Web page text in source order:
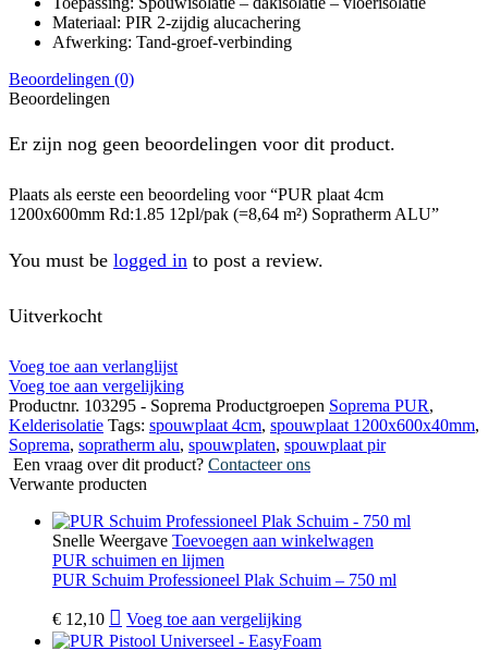
Materiaal: PIR 2-zijdig alucachering
Afwerking: Tand-groef-verbinding
Beoordelingen (0)
Beoordelingen
Er zijn nog geen beoordelingen voor dit product.
Plaats als eerste een beoordeling voor “PUR plaat 4cm
1200x600mm Rd:1.85 12pl/pak (=8,64 m²) Sopratherm ALU”
You must be logged in to post a review.
Uitverkocht
Voeg toe aan verlanglijst
Voeg toe aan vergelijking
Productnr. 103295 - Soprema Productgroepen Soprema PUR,
Kelderisolatie Tags: spouwplaat 4cm, spouwplaat 1200x600x40mm,
Soprema, sopratherm alu, spouwplaten, spouwplaat pir
Een vraag over dit product? Contacteer ons
Verwante producten
Snelle Weergave Toevoegen aan winkelwagen
PUR schuimen en lijmen
PUR Schuim Professioneel Plak Schuim – 750 ml
€ 12,10 Voeg toe aan vergelijking